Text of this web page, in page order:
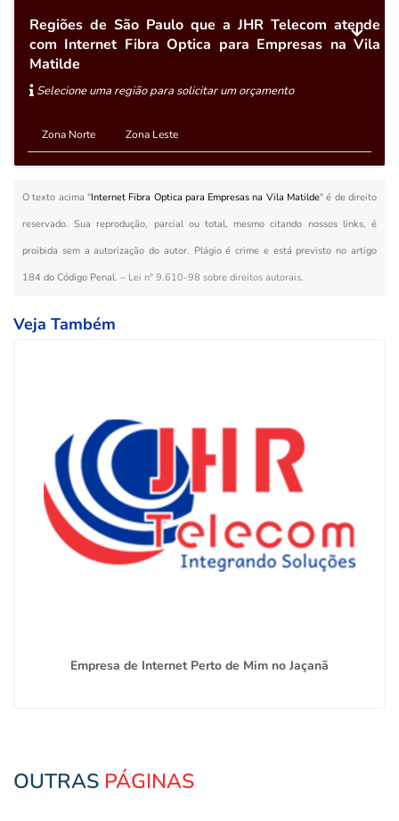
Regiões de São Paulo que a JHR Telecom atende
com Internet Fibra Optica para Empresas na Vila
Matilde
Selecione uma região para solicitar um orçamento
Zona Norte Zona Leste
O texto acima "Internet Fibra Optica para Empresas na Vila Matilde" é de direito
reservado. Sua reprodução, parcial ou total, mesmo citando nossos links, é
proibida sem a autorização do autor. Plágio é crime e está previsto no artigo
184 do Código Penal. – Lei n° 9.610-98 sobre direitos autorais.
Veja Também
Empresa de Internet Perto de Mim no Jaçanã
OUTRAS PÁGINAS